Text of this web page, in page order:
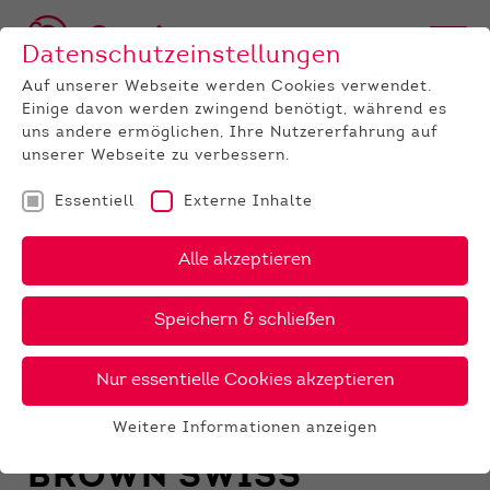
RASSE
HOLSTEIN
RED HOLSTEIN
FLECKVIEH
JERSEY
ROTVIEH
BROWN SWISS
Datenschutzeinstellungen
Auf unserer Webseite werden Cookies verwendet.
Einige davon werden zwingend benötigt, während es
uns andere ermöglichen, Ihre Nutzererfahrung auf
unserer Webseite zu verbessern.
Essentiell Externe Inhalte
Alle akzeptieren
Speichern & schließen
Nur essentielle Cookies akzeptieren
Weitere Informationen anzeigen